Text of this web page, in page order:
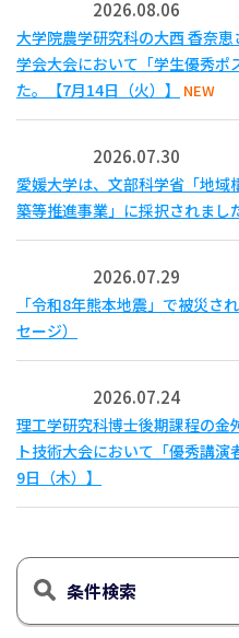
2026.08.06
大学院農学研究科の大西 香奈
学会大会において「学生優秀ポ
た。【7月14日（火）】
NEW
2026.07.30
愛媛大学は、文部科学省「地
築等推進事業」に採択されまし
2026.07.29
「令和8年熊本地震」で被災さ
セージ）
2026.07.24
理工学研究科博士後期課程の金
ト技術大会において「優秀講
9日（木）】
条件検索